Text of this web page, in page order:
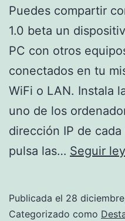
Puedes compartir
1.0 beta un
PC con otros
conectados en tu
WiFi o LAN. Instala
uno de los
dirección IP de
pulsa las… Seguir
Publicada el 28
Categorizado como